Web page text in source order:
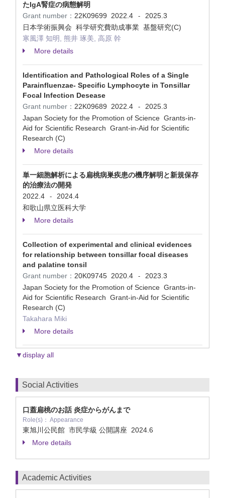
たIgA腎症の病態解明
Grant number： 22K09699 2022.4 -
2025.3
日本学術振興会 科学研究費助成事業 基盤研究(C)
寒風澤 知明, 熊井 琢美, 高原 幹
More details
Identification and Pathological Roles of a Single
Parainfluenzae- Specific Lymphocyte in Tonsillar
Focal Infection Desease
Grant number： 22K09689 2022.4 -
2025.3
Japan Society for the Promotion of Science Grants-in-
Aid for Scientific Research Grant-in-Aid for Scientific
Research (C)
More details
単一細胞解析による扁桃病巣疾患の機序解明と新規保存
的治療法の開発
2022.4
-
2024.4
和歌山県立医科大学
More details
Collection of experimental and clinical evidences
for relationship between tonsillar focal diseases
and palatine tonsil
Grant number： 20K09745 2020.4 -
2023.3
Japan Society for the Promotion of Science Grants-in-
Aid for Scientific Research Grant-in-Aid for Scientific
Research (C)
Takahara Miki
More details
▼display all
Social Activities
口蓋扁桃のお話 炎症からがんまで
Role(s)： Appearance
東旭川公民館 市民学級 公開講座 2024.6
More details
Academic Activities